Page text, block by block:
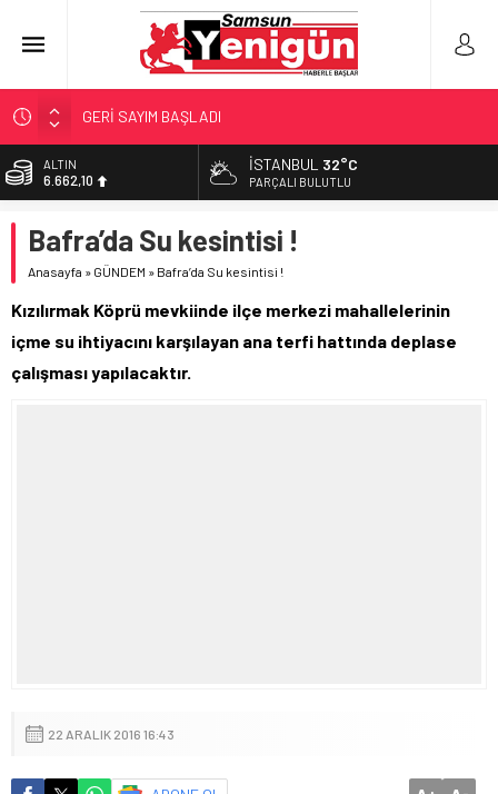
GERİ SAYIM BAŞLADI
SAMSUNSPOR’DA HEDEF 5’İNCİLİK!
‘BAFRA’YA YATIRIM YAPIN!’
YÖNETİCİ SEÇERKEN YAPILAN EN BÜYÜK HATALAR
ALTIN
6.662,10
13.779,39
DOLAR
55,1824
İSTANBUL 32°C
PARÇALI BULUTLU
Bafra’da Su kesintisi !
Anasayfa » GÜNDEM » Bafra’da Su kesintisi !
Kızılırmak Köprü mevkiinde ilçe merkezi mahallelerinin
içme su ihtiyacını karşılayan ana terfi hattında deplase
çalışması yapılacaktır.
22 ARALIK 2016 16:43